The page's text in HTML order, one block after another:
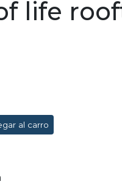
life
al carro